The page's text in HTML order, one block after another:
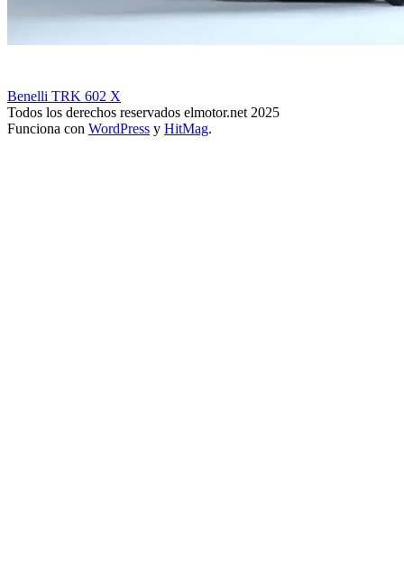
Benelli TRK 602 X
Todos los derechos reservados elmotor.net 2025
Funciona con WordPress y HitMag.